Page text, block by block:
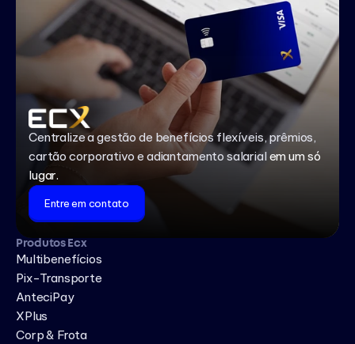
Multibenefícios
XPlus
AnteciPay
Pix-Transporte
Corp & Frota
Produtos Ecx
Centralize a gestão de benefícios flexíveis, prêmios,
cartão corporativo e adiantamento salarial em um só
lugar.
Entre em contato